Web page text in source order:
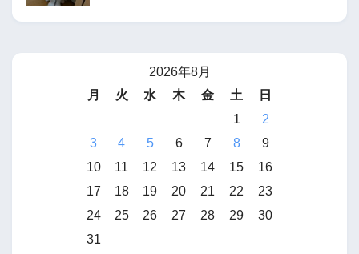
2026年8月
月
火 水 木 金 土
日
1
2
3
4 5 6 7 8
9
10
11 12 13 14 15
16
17
18 19 20 21 22
23
24
25 26 27 28 29
30
31